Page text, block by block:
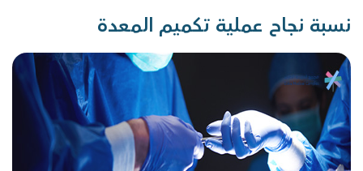
نسبة نجاح عملية تكميم المعدة